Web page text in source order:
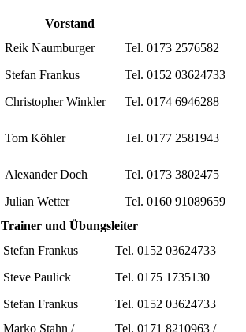
Vorstand
Reik Naumburger
Tel. 0173 2576582
Stefan Frankus
Tel. 0152 03624733
Christopher Winkler Tel. 0174 6946288
Tom Köhler Tel. 0177 2581943
Alexander Doch
Tel. 0173 3802475
Julian Wetter
Tel. 0160 91089659
Trainer und Übungsleiter
Stefan Frankus
Tel. 0152 03624733
Steve Paulick
Tel. 0175 1735130
Stefan Frankus Tel. 0152 03624733
Marko Stahn /
Tel. 0171 8210963 /